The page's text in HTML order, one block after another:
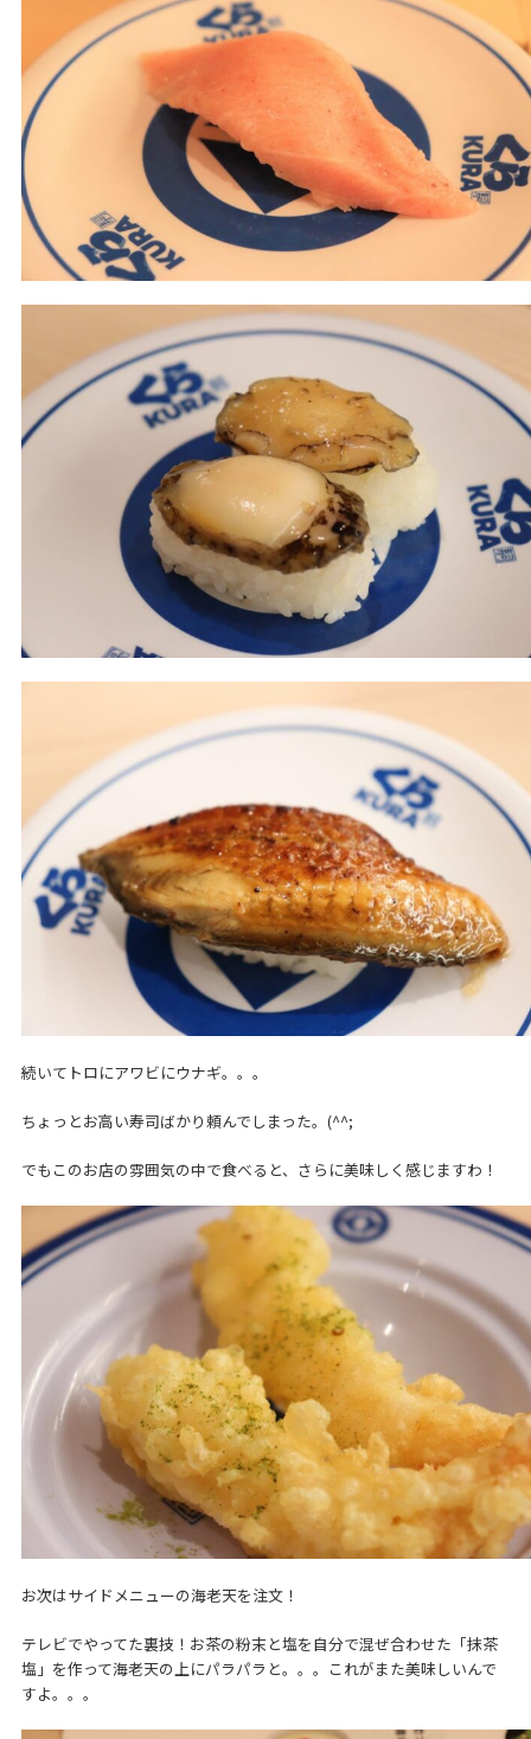
続いてトロにアワビにウナギ。。。
ちょっとお高い寿司ばかり頼んでしまった。(^^;
でもこのお店の雰囲気の中で食べると、さらに美味しく感じますわ！
お次はサイドメニューの海老天を注文！
テレビでやってた裏技！お茶の粉末と塩を自分で混ぜ合わせた「抹茶
塩」を作って海老天の上にパラパラと。。。これがまた美味しいんで
すよ。。。